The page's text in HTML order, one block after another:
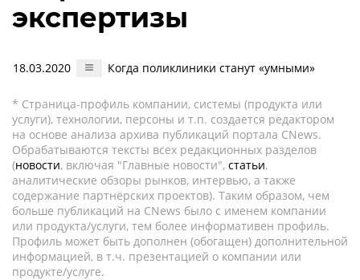
экспертизы
18.03.2020 Когда поликлиники станут «умными»
* Страница-профиль компании, системы (продукта или
услуги), технологии, персоны и т.п. создается редактором
на основе анализа архива публикаций портала CNews.
Обрабатываются тексты всех редакционных разделов
(новости, включая "Главные новости", статьи,
аналитические обзоры рынков, интервью, а также
содержание партнёрских проектов). Таким образом, чем
больше публикаций на CNews было с именем компании
или продукта/услуги, тем более информативен профиль.
Профиль может быть дополнен (обогащен) дополнительной
информацией, в т.ч. презентацией о компании или
продукте/услуге.